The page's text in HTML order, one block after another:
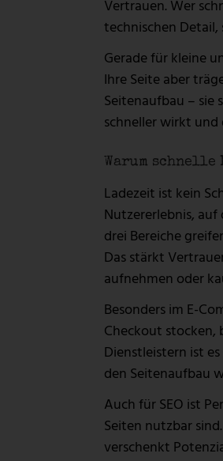
Vertrauen. Wer
technischen
Gerade für kleine
Ihre Seite aber
Seitenaufbau –
schneller wirkt
Warum
Ladezeit ist kein
Nutzererlebnis,
drei Bereiche
Das stärkt
aufnehmen oder
Besonders im E-
Checkout stocken,
Dienstleistern ist
den Seitenaufbau
Auch für SEO ist
Seiten nutzbar
verschenkt